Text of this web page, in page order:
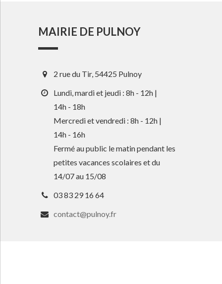
MAIRIE DE PULNOY
2 rue du Tir, 54425 Pulnoy
Lundi, mardi et jeudi : 8h - 12h |
14h - 18h
Mercredi et vendredi : 8h - 12h |
14h - 16h
Fermé au public le matin pendant les
petites vacances scolaires et du
14/07 au 15/08
03 83 29 16 64
contact@pulnoy.fr